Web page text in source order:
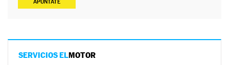
APÚNTATE
SERVICIOS ELMOTOR